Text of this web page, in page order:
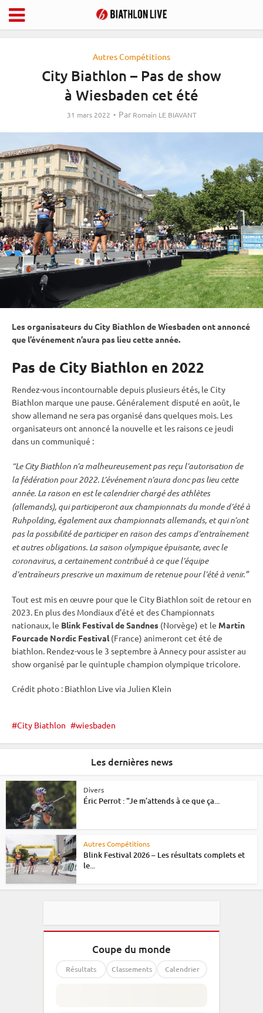
Autres Compétitions
City Biathlon – Pas de show
à Wiesbaden cet été
31 mars 2022 Par Romain LE BIAVANT
Les organisateurs du City Biathlon de Wiesbaden ont annoncé
que l’événement n’aura pas lieu cette année.
Pas de City Biathlon en 2022
Rendez-vous incontournable depuis plusieurs étés, le City
Biathlon marque une pause. Généralement disputé en août, le
show allemand ne sera pas organisé dans quelques mois. Les
organisateurs ont annoncé la nouvelle et les raisons ce jeudi
dans un communiqué :
“Le City Biathlon n’a malheureusement pas reçu l’autorisation de
la fédération pour 2022. L’événement n’aura donc pas lieu cette
année. La raison en est le calendrier chargé des athlètes
(allemands), qui participeront auxchampionnats du monded’été à
Ruhpolding, également aux championnats allemands, et qui n’ont
pas la possibilité de participer en raison des camps d’entraînement
et autres obligations. La saison olympique épuisante, avec le
coronavirus, a certainement contribué à ce que l’équipe
d’entraîneurs prescrive un maximum de retenue pour l’été à venir.”
Tout est mis en œuvre pour que le City Biathlon soit de retour en
2023. En plus des Mondiaux d’été et des Championnats
nationaux, le Blink Festival de Sandnes (Norvège) et le Martin
Fourcade Nordic Festival(France) animeront cet été de
biathlon. Rendez-vous le 3 septembre à Annecy pour assister au
show organisé par le quintuple champion olympique tricolore.
Crédit photo : Biathlon Live via Julien Klein
City Biathlon wiesbaden
Les dernières news
Divers
Éric Perrot : “Je m’attends à ce que ça...
Autres Compétitions
Blink Festival 2026 – Les résultats complets et
le...
Coupe du monde
Résultats Classements Calendrier